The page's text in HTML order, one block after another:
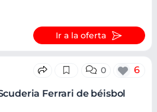
Ir a la oferta
0 6
Ferrari de béisbol